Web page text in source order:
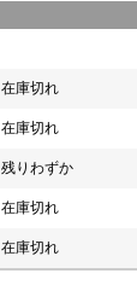
在庫切れ
在庫切れ
残りわずか
在庫切れ
在庫切れ